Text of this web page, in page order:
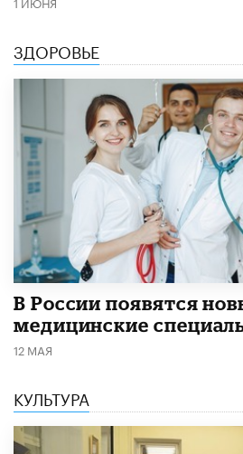
ЗДОРОВЬЕ
В России появятся
медицинские
12 МАЯ
КУЛЬТУРА